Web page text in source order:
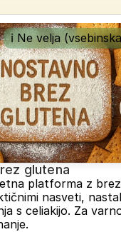
ℹ️ Ne velja
glutena
platforma z
nasveti,
s celiakijo. Za